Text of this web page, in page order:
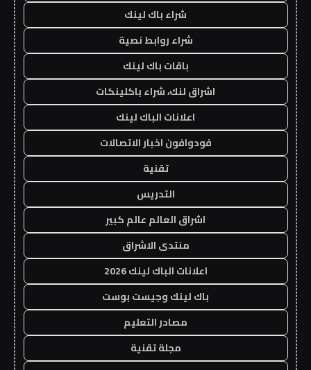
شراء باك لينك
شراء روابط نصية
باقات باك لينك
اشراق لنك، شراء باكلينكات
اعلانات الباك لينك
فودوافون اخبار الاتصالات
تقنية
التدريس
اشراق العالم عالم كبير
منتدى الاشراق
اعلانات الباك لينك 2026
باك لينك وجيست بوست
مصادر التعليم
مجلة تقنية